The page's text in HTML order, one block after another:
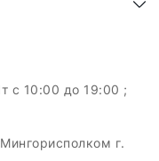
c 10:00 до 19:00 ;
г.